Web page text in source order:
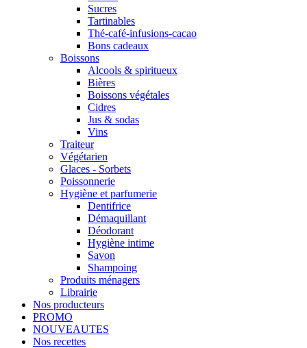
Sucres
Tartinables
Thé-café-infusions-cacao
Bons cadeaux
Boissons
Alcools & spiritueux
Bières
Boissons végétales
Cidres
Jus & sodas
Vins
Traiteur
Végétarien
Glaces - Sorbets
Poissonnerie
Hygiène et parfumerie
Dentifrice
Démaquillant
Déodorant
Hygiène intime
Savon
Shampoing
Produits ménagers
Librairie
Nos producteurs
PROMO
NOUVEAUTES
Nos recettes